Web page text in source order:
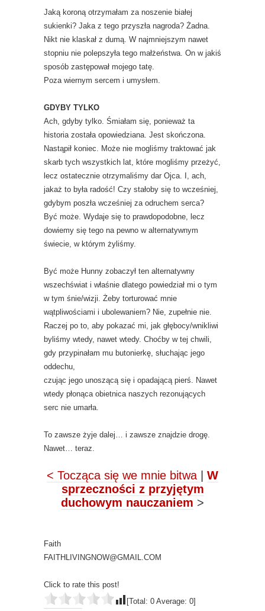
Jaką koroną otrzymałam za noszenie białej
sukienki? Jaka z tego przyszła nagroda? Żadna.
Nikt nie klaskał z dumą. W najmniejszym nawet
stopniu nie polepszyła tego małżeństwa. On w jakiś
sposób zastępował mojego tatę.
Poza wiernym sercem i umysłem.
GDYBY TYLKO
Ach, gdyby tylko. Śmiałam się, ponieważ ta
historia została opowiedziana. Jest skończona.
Nastąpił koniec. Może nie mogliśmy traktować jak
skarb tych wszystkich lat, które mogliśmy przeżyć,
lecz ostatecznie otrzymaliśmy dar Ojca. I, ach,
jakaż to była radość! Czy stałoby się to wcześniej,
gdybym poszła wcześniej za odruchem serca?
Być może. Wydaje się to prawdopodobne, lecz
dowiemy się tego na pewno w alternatywnym
świecie, w którym żyliśmy.
Być może Hunny zobaczył ten alternatywny
wszechświat i właśnie dlatego powiedział mi o tym
w tym śnie/wizji. Żeby torturować mnie
wątpliwościami i ubolewaniem? Nie, zupełnie nie.
Raczej po to, aby pokazać mi, jak głębocy/wnikliwi
byliśmy wtedy, nawet wtedy. Choćby w tej chwili,
gdy przypinałam mu butonierkę, słuchając jego
oddechu,
czując jego unoszącą się i opadającą pierś. Nawet
wtedy płonąca obietnica naszych rezonujących
serc nie umarła.
To zawsze żyje dalej… i zawsze znajdzie drogę.
Nawet… teraz.
< Tocząca się we mnie bitwa
W
sprzeczności z przyjętym
duchowym nauczaniem >
Faith
FAITHLIVINGNOW@GMAIL.COM
Click to rate this post!
[Total: 0 Average: 0]